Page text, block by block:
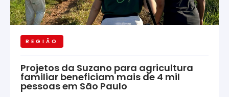
REGIÃO
Projetos da Suzano para agricultura
familiar beneficiam mais de 4 mil
pessoas em São Paulo